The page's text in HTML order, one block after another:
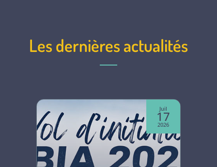
Les dernières actualités
Juil
17
2026